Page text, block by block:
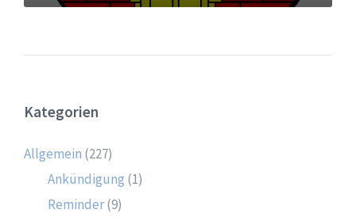
Kategorien
Allgemein (227)
Ankündigung (1)
Reminder(9)